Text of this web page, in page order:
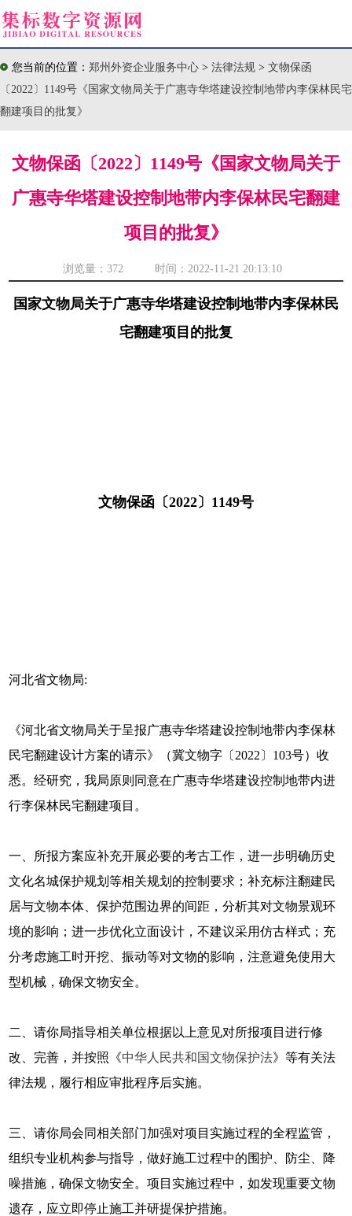
您当前的位置： 郑州外资企业服务中心 > 法律法规 > 文物保函
〔2022〕1149号《国家文物局关于广惠寺华塔建设控制地带内李保林民宅
翻建项目的批复》
文物保函〔2022〕1149号《国家文物局关于
广惠寺华塔建设控制地带内李保林民宅翻建
项目的批复》
浏览量： 372 时间：2022-11-21 20:13:10
国家文物局关于广惠寺华塔建设控制地带内李保林民
宅翻建项目的批复
文物保函〔2022〕1149号
河北省文物局:
《河北省文物局关于呈报广惠寺华塔建设控制地带内李保林
民宅翻建设计方案的请示》（冀文物字〔2022〕103号）收
悉。经研究，我局原则同意在广惠寺华塔建设控制地带内进
行李保林民宅翻建项目。
一、所报方案应补充开展必要的考古工作，进一步明确历史
文化名城保护规划等相关规划的控制要求；补充标注翻建民
居与文物本体、保护范围边界的间距，分析其对文物景观环
境的影响；进一步优化立面设计，不建议采用仿古样式；充
分考虑施工时开挖、振动等对文物的影响，注意避免使用大
型机械，确保文物安全。
二、请你局指导相关单位根据以上意见对所报项目进行修
改、完善，并按照《中华人民共和国文物保护法》等有关法
律法规，履行相应审批程序后实施。
三、请你局会同相关部门加强对项目实施过程的全程监管，
组织专业机构参与指导，做好施工过程中的围护、防尘、降
噪措施，确保文物安全。项目实施过程中，如发现重要文物
遗存，应立即停止施工并研提保护措施。